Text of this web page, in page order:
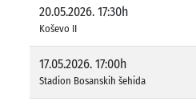
20.05.2026. 17:30h
Koševo II
17.05.2026. 17:00h
Stadion Bosanskih šehida